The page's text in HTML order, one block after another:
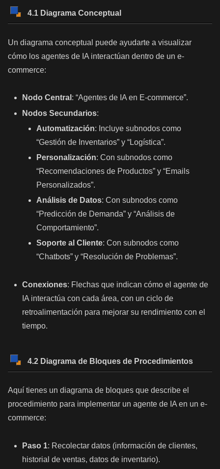
4.1 Diagrama Conceptual
Un diagrama conceptual puede ayudarte a visualizar
cómo los agentes de IA interactúan dentro de un e-
commerce:
Nodo Central : “Agentes de IA en E-commerce”.
Nodos Secundarios:
Automatización: Incluye subnodos como
“Gestión de Inventarios” y “Logística”.
Personalización: Con subnodos como
“Recomendaciones de Productos” y “Emails
Personalizados”.
Análisis de Datos: Con subnodos como
“Predicción de Demanda” y “Análisis de
Comportamiento”.
Soporte al Cliente: Con subnodos como
“Chatbots” y “Resolución de Problemas”.
Conexiones: Flechas que indican cómo el agente de
IA interactúa con cada área, con un ciclo de
retroalimentación para mejorar su rendimiento con el
tiempo.
4.2 Diagrama de Bloques de Procedimientos
Aquí tienes un diagrama de bloques que describe el
procedimiento para implementar un agente de IA en un e-
commerce:
Paso 1: Recolectar datos (información de clientes,
historial de ventas, datos de inventario).